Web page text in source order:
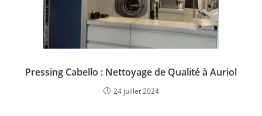
Pressing Cabello : Nettoyage de Qualité à Auriol
24 juillet 2024